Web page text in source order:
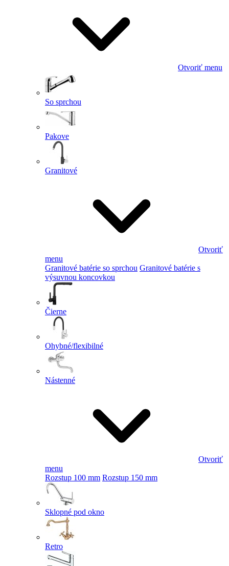
Otvoriť menu
So sprchou
Pakove
Granitové
Otvoriť
menu
Granitové batérie so sprchou Granitové batérie s
výsuvnou koncovkou
Čierne
Ohybné/flexibilné
Nástenné
Otvoriť
menu
Rozstup 100 mm Rozstup 150 mm
Sklopné pod okno
Retro